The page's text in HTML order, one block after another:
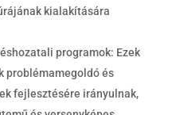
kialakítására
programok: Ezek
problémamegoldó és
fejlesztésére irányulnak,